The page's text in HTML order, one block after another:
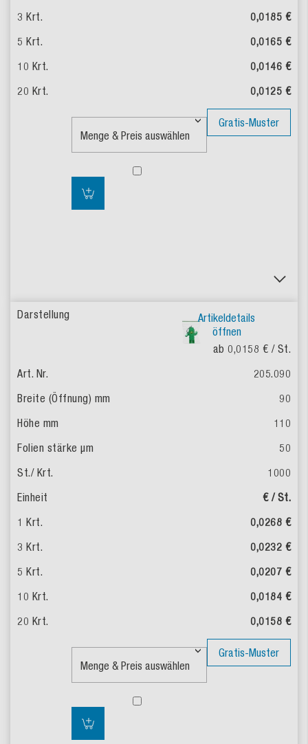
0,0185 €
0,0165 €
0,0146 €
0,0125 €
Gratis-Muster
Artikeldetails
öffnen
ab 0,0158 € / St.
205.090
90
110
50
1000
€ / St.
0,0268 €
0,0232 €
0,0207 €
0,0184 €
0,0158 €
Gratis-Muster